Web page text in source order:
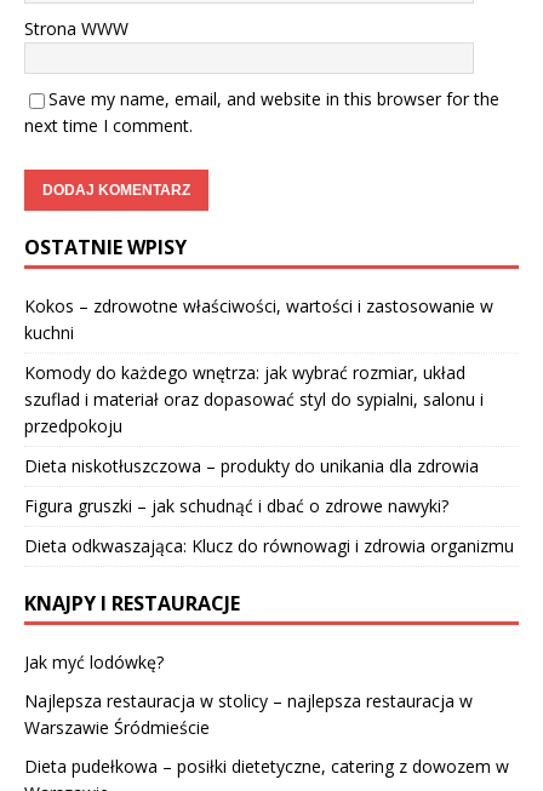
Strona WWW
Save my name, email, and website in this browser for the
next time I comment.
OSTATNIE WPISY
Kokos – zdrowotne właściwości, wartości i zastosowanie w
kuchni
Komody do każdego wnętrza: jak wybrać rozmiar, układ
szuflad i materiał oraz dopasować styl do sypialni, salonu i
przedpokoju
Dieta niskotłuszczowa – produkty do unikania dla zdrowia
Figura gruszki – jak schudnąć i dbać o zdrowe nawyki?
Dieta odkwaszająca: Klucz do równowagi i zdrowia organizmu
KNAJPY I RESTAURACJE
Jak myć lodówkę?
Najlepsza restauracja w stolicy – najlepsza restauracja w
Warszawie Śródmieście
Dieta pudełkowa – posiłki dietetyczne, catering z dowozem w